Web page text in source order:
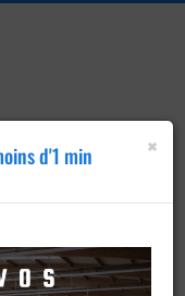
×
d'1 min